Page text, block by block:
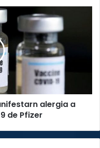
alergia a
de Pfizer